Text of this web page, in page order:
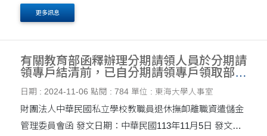
得自即日起至自願退休生效日三個半月前，簽請提出優惠
更多訊息
有關教育部函釋辦理分期請領人員於分期請
領專戶結清前，已自分期請領專戶領取部分
給付者，可否再繳回已領給付至該專戶一
事，請協助轉知所屬教職員。
日期 : 2024-11-06 點閱 : 784 單位 : 東海大學人事室
財團法人中華民國私立學校教職員退休撫卹離職資遣儲金
管理委員會函 發文日期：中華民國113年11月5日 發文字